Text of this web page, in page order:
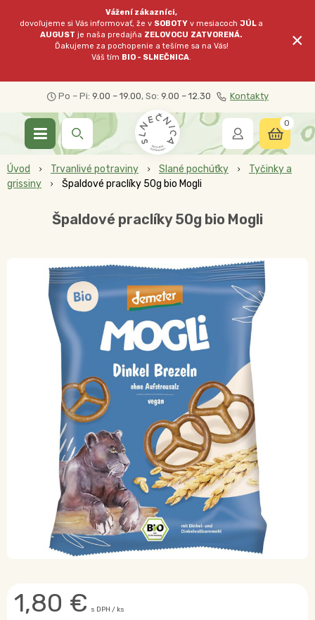
Vážení zákazníci,
dovoľujeme si Vás informovať, že v SOBOTY v mesiacochJÚL a
AUGUST je naša predajňa ZELOVOCU ZATVORENÁ.
Ďakujeme za pochopenie a tešíme sa na Vás!
Váš tím BIO - SLNEČNICA.
×
Po – Pi: 9.00 – 19.00, So: 9.00 – 12.30 Kontakty
0
Úvod Trvanlivé potraviny Slané pochúťky
Tyčinky a
grissiny
Špaldové praclíky 50g bio Mogli
Špaldové praclíky 50g bio Mogli
1,80 € s DPH / ks